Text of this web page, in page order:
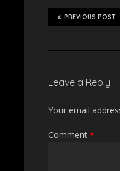
PREVIOUS POST
Leave a Reply
Your email
Comment *